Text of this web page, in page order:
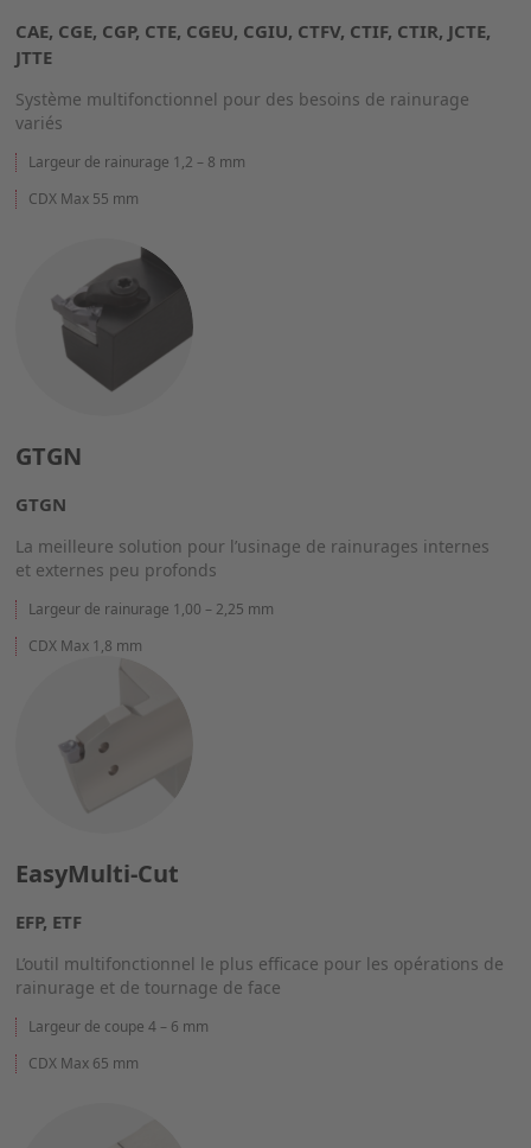
CAE, CGE, CGP, CTE, CGEU, CGIU, CTFV, CTIF, CTIR, JCTE,
JTTE
Système multifonctionnel pour des besoins de rainurage
variés
Largeur de rainurage 1,2 – 8 mm
CDX Max 55 mm
GTGN
GTGN
La meilleure solution pour l’usinage de rainurages internes
et externes peu profonds
Largeur de rainurage 1,00 – 2,25 mm
CDX Max 1,8 mm
EasyMulti-Cut
EFP, ETF
L’outil multifonctionnel le plus efficace pour les opérations de
rainurage et de tournage de face
Largeur de coupe 4 – 6 mm
CDX Max 65 mm